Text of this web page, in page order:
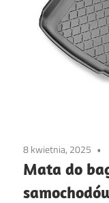
8 kwietnia, 2025
Mata do